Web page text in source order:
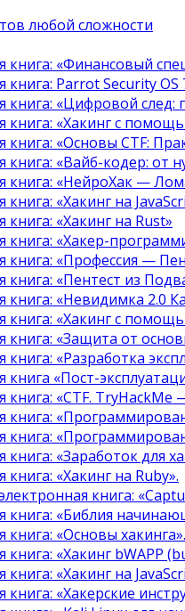
любой сложности
книга: «Финансовый
книга: Parrot Security
книга: «Цифровой
книга: «Хакинг с
книга: «Основы CTF:
книга: «Вайб-кодер: от
книга: «НейроХак —
книга: «Хакинг на
книга: «Хакинг на Rust»
книга: «Хакер-
книга: «Профессия —
книга: «Пентест из
книга: «Невидимка 2.0
книга: «Хакинг с
книга: «Защита от
книга: «Разработка
книга «Пост-
книга: «CTF. TryHackMe
книга:
книга:
книга: «Заработок для
книга: «Хакинг на Ruby».
книга:
книга: «Библия
книга: «Основы хакинга».
книга: «Хакинг bWAPP
книга: «Хакинг на
книга: «Хакерские